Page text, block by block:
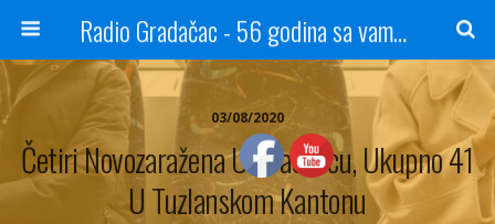
Radio Gradačac - 56 godina sa vama...
03/08/2020
Četiri Novozaražena U Gradačcu, Ukupno 41
U Tuzlanskom Kantonu